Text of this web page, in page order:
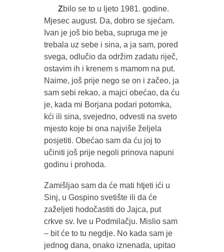
Zbilo se to u ljeto 1981. godine.
Mjesec august. Da, dobro se sjećam.
Ivan je još bio beba, supruga me je
trebala uz sebe i sina, a ja sam, pored
svega, odlučio da održim zadatu riječ,
ostavim ih i krenem s mamom na put.
Naime, još prije nego se on i začeo, ja
sam sebi rekao, a majci obećao, da ću
je, kada mi Borjana podari potomka,
kći ili sina, svejedno, odvesti na sveto
mjesto koje bi ona najviše željela
posjetiti. Obećao sam da ću joj to
učiniti još prije negoli prinova napuni
godinu i prohoda.
Zamišljao sam da će mati htjeti ići u
Sinj, u Gospino svetište ili da će
zaželjeti hodočastiti do Jajca, put
crkve sv. Ive u Podmilačju. Mislio sam
– bit će to tu negdje. No kada sam je
jednog dana, onako iznenada, upitao